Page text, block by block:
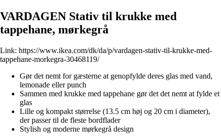
VARDAGEN Stativ til krukke med
tappehane, mørkegrå
Link: https://www.ikea.com/dk/da/p/vardagen-stativ-til-krukke-med-
tappehane-morkegra-30468119/
Gør det nemt for gæsterne at genopfylde deres glas med vand,
lemonade eller punch
Sammen med krukke med tappehane gør det det nemt at fylde et
glas
Lille og kompakt størrelse (13.5 cm høj og 20 cm i diameter),
der passer til de fleste bordflader
Stylish og moderne mørkegrå design